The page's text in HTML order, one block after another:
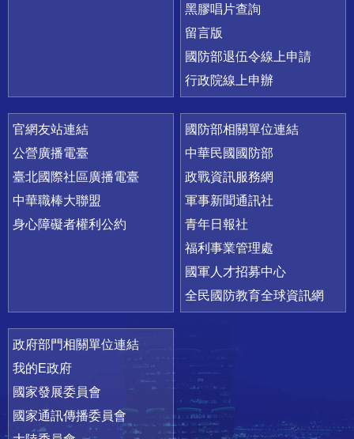
黑膠唱片查詢
留言版
國防部退伍令線上申請
行政院線上申辦
官網友站連結
公營廣播電臺
臺北國際社區廣播電臺
中華職棒大聯盟
身心障礙者權利公約
國防部相關單位連結
中華民國國防部
政戰資訊服務網
軍事新聞通訊社
青年日報社
福利事業管理處
國軍人才招募中心
全民國防教育全球資訊網
政府部門相關單位連結
我的E政府
國家發展委員會
國家通訊傳播委員會